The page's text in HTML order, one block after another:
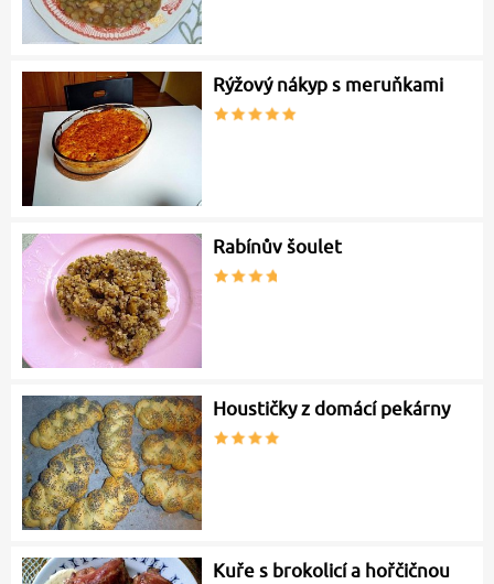
Rýžový nákyp s meruňkami
Rabínův šoulet
Houstičky z domácí pekárny
Kuře s brokolicí a hořčičnou